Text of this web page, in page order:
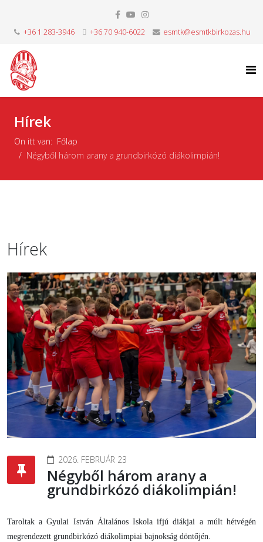
+36 1 283-3946 +36 70 940-6022 esmtk@esmtkbirkozas.hu
Hírek
Ön itt van: Főlap
Négyből három arany a grundbirkózó diákolimpián!
Hírek
2026. FEBRUÁR 23
Négyből három arany a
grundbirkózó diákolimpián!
Taroltak a Gyulai István Általános Iskola ifjú diákjai a múlt hétvégén
megrendezett grundbirkózó diákolimpiai bajnokság döntőjén.